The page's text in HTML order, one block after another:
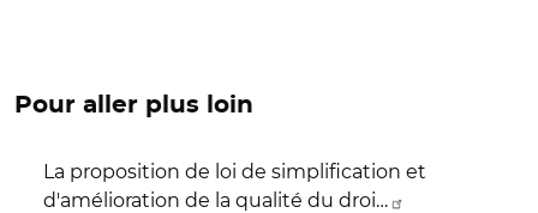
Pour aller plus loin
La proposition de loi de simplification et
d'amélioration de la qualité du droi…